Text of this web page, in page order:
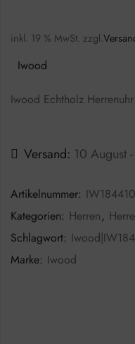
inkl. 19 % MwSt. zzgl.
Iwood
Iwood Echtholz
Versand: 10 August
Artikelnummer:
Kategorien: Herren,
Schlagwort:
Marke: Iwood